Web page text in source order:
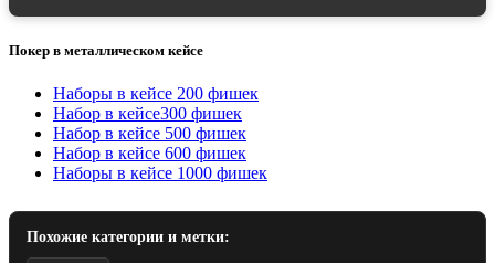
Покер в металлическом кейсе
Наборы в кейсе 200 фишек
Набор в кейсе300 фишек
Набор в кейсе 500 фишек
Набор в кейсе 600 фишек
Наборы в кейсе 1000 фишек
Похожие категории и метки: